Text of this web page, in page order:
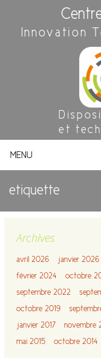
Innovation
et
MENU
etiquette
Archives
avril 2026 janvier 2026
février 2024
octobre
septembre 2022
octobre 2019
janvier 2017
novembre
mai 2015
octobre 2014